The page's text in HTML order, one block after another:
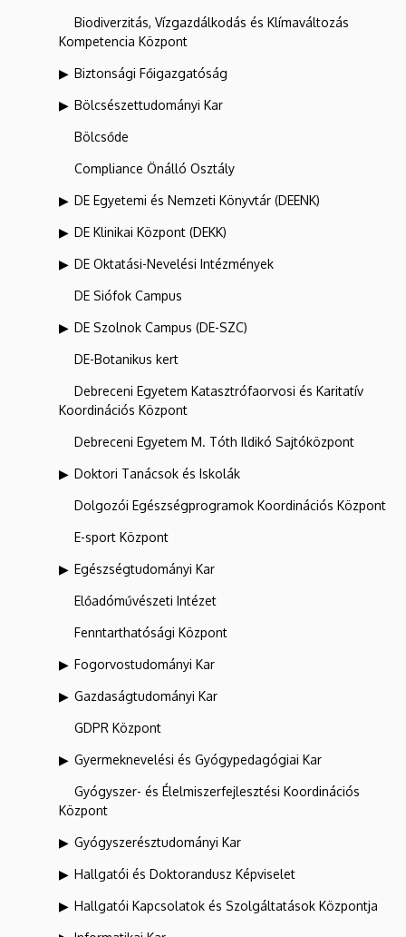
Biodiverzitás, Vízgazdálkodás és Klímaváltozás
Kompetencia Központ
Biztonsági Főigazgatóság
Bölcsészettudományi Kar
Bölcsőde
Compliance Önálló Osztály
DE Egyetemi és Nemzeti Könyvtár (DEENK)
DE Klinikai Központ (DEKK)
DE Oktatási-Nevelési Intézmények
DE Siófok Campus
DE Szolnok Campus (DE-SZC)
DE-Botanikus kert
Debreceni Egyetem Katasztrófaorvosi és Karitatív
Koordinációs Központ
Debreceni Egyetem M. Tóth Ildikó Sajtóközpont
Doktori Tanácsok és Iskolák
Dolgozói Egészségprogramok Koordinációs Központ
E-sport Központ
Egészségtudományi Kar
Előadóművészeti Intézet
Fenntarthatósági Központ
Fogorvostudományi Kar
Gazdaságtudományi Kar
GDPR Központ
Gyermeknevelési és Gyógypedagógiai Kar
Gyógyszer- és Élelmiszerfejlesztési Koordinációs
Központ
Gyógyszerésztudományi Kar
Hallgatói és Doktorandusz Képviselet
Hallgatói Kapcsolatok és Szolgáltatások Központja